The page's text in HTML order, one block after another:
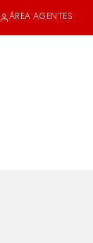
ÁREA AGENTES